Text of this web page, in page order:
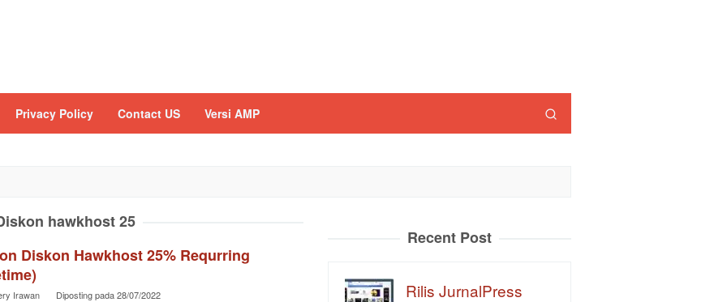
Privacy Policy Contact US Versi AMP
hawkhost 25
Diskon Hawkhost 25% Requrring
Irawan Diposting pada28/07/2022
Recent Post
Rilis JurnalPress